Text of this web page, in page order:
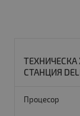
ТЕХНИЧЕСКА
СТАНЦИЯ
Процесор